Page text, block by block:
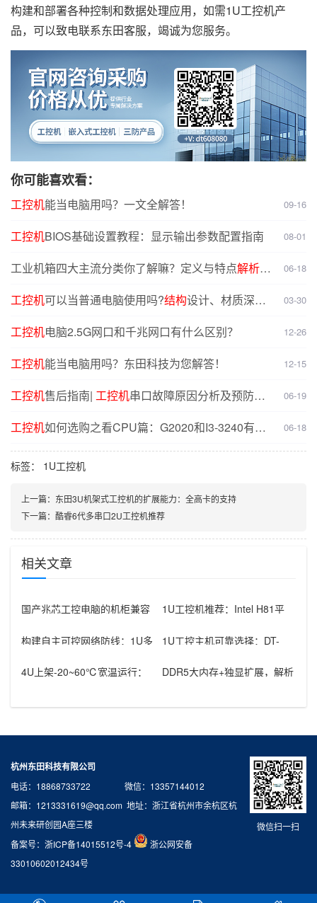
构建和部署各种控制和数据处理应用，如需1U工控机产
品，可以致电联系东田客服，竭诚为您服务。
你可能喜欢看：
工控机能当电脑用吗？一文全解答！ 09-16
工控机BIOS基础设置教程：显示输出参数配置指南 08-01
工业机箱四大主流分类你了解嘛？定义与特点解析，
06-18
工控机可以当普通电脑使用吗?结构设计、材质深度
03-30
工控机电脑2.5G网口和千兆网口有什么区别？ 12-26
工控机能当电脑用吗？东田科技为您解答！ 12-15
工控机售后指南| 工控机串口故障原因分析及预防解
06-19
工控机如何选购之看CPU篇：G2020和I3-3240有什
么不同？
06-18
标签： 1U工控机
上一篇： 东田3U机架式工控机的扩展能力：全高卡的支持
下一篇： 酷睿6代多串口2U工控机推荐
相关文章
国产兆芯工控电脑的机柜兼容
源要点
1U工控机推荐：Intel H81平
构建自主可控网络防线：1U多
实践
1U工控主机可靠选择：DT-
4U上架-20~60℃宽温运行：
DDR5大内存+独显扩展，解析
微信扫一扫
杭州东田科技有限公司
电话：18868733722 微信：13357144012
邮箱：1213331619@qq.com 地址：浙江省杭州市余杭区杭
州未来研创园A座三楼
备案号： 浙ICP备14015512号-4
浙公网安备
33010602012434号